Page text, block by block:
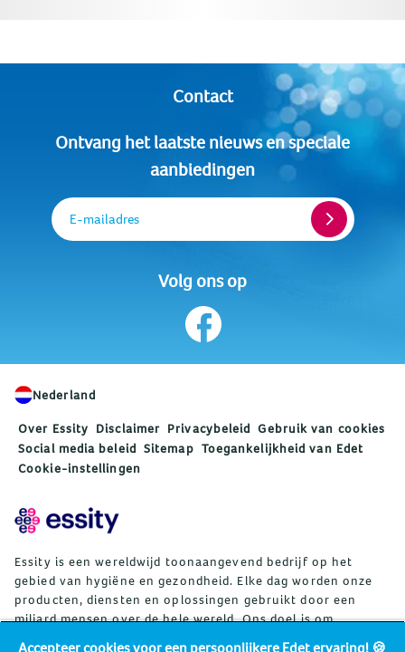
Contact
Ontvang het laatste nieuws en speciale
aanbiedingen
E-mailadres
Volg ons op
Nederland
Over Essity Disclaimer Privacybeleid Gebruik van cookies
Social media beleid Sitemap Toegankelijkheid van Edet
Cookie-instellingen
Essity is een wereldwijd toonaangevend bedrijf op het
gebied van hygiëne en gezondheid. Elke dag worden onze
producten, diensten en oplossingen gebruikt door een
miljard mensen over de hele wereld. Ons doel is om
Accepteer cookies voor een persoonlijkere Edet ervaring! 🍪